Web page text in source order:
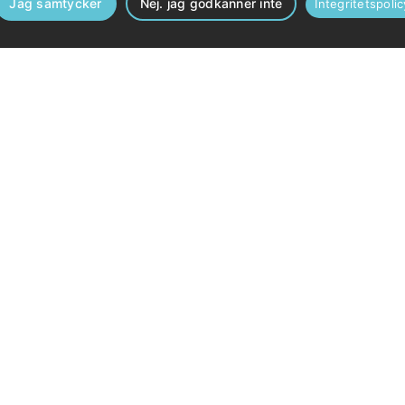
Jag samtycker Nej. jag godkänner inte